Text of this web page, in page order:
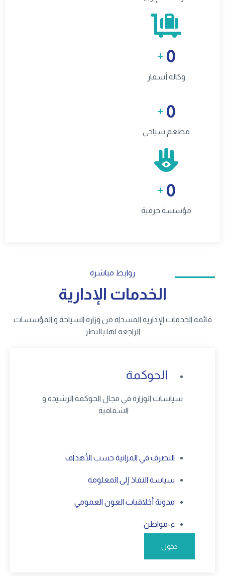
0
+
وكالة أسفار
0
+
مطعم سياحي
0
+
مؤسسة حرفية
روابط مباشرة
الخدمات الإدارية
قائمة الخدمات الإدارية المسداة من وزارة السياحة و المؤسسات
الراجعة لها بالنظر
الحوكمة
سياسات الوزارة في مجال الحوكمة الرشيدة و
الشفافية
التصرف في المزانية حسب الأهداف
سياسة النفاذ إلى المعلومة
مدونة أخلاقيات العون العمومي
ء-مواطن
دخول